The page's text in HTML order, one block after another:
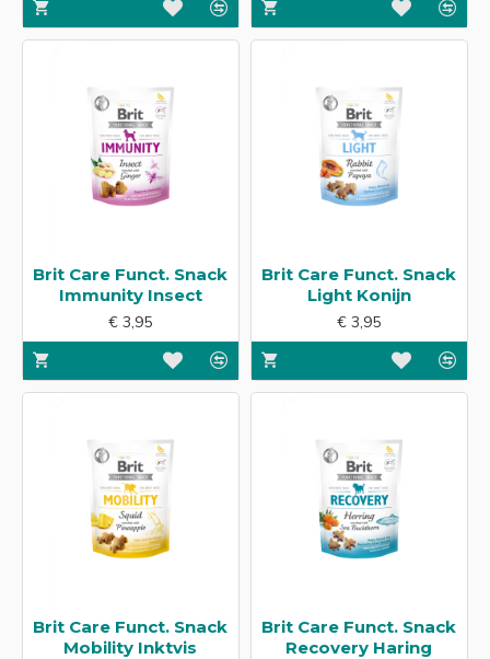
Brit Care Funct. Snack
Immunity Insect
€ 3,95
Brit Care Funct. Snack
Light Konijn
€ 3,95
Brit Care Funct. Snack
Mobility Inktvis
Brit Care Funct. Snack
Recovery Haring